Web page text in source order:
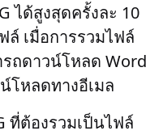
ได้สูงสุดครั้งละ 10
เมื่อการรวมไฟล์
ถดาวน์โหลด Word
โหลดทางอีเมล
ที่ต้องรวมเป็นไฟล์